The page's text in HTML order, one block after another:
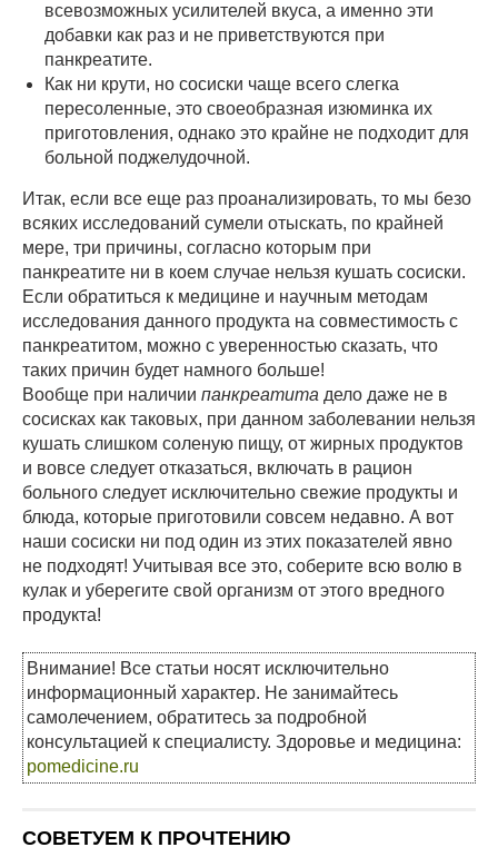
всевозможных усилителей вкуса, а именно эти
добавки как раз и не приветствуются при
панкреатите.
Как ни крути, но сосиски чаще всего слегка
пересоленные, это своеобразная изюминка их
приготовления, однако это крайне не подходит для
больной поджелудочной.
Итак, если все еще раз проанализировать, то мы безо
всяких исследований сумели отыскать, по крайней
мере, три причины, согласно которым при
панкреатите ни в коем случае нельзя кушать сосиски.
Если обратиться к медицине и научным методам
исследования данного продукта на совместимость с
панкреатитом, можно с уверенностью сказать, что
таких причин будет намного больше!
Вообще при наличии панкреатита дело даже не в
сосисках как таковых, при данном заболевании нельзя
кушать слишком соленую пищу, от жирных продуктов
и вовсе следует отказаться, включать в рацион
больного следует исключительно свежие продукты и
блюда, которые приготовили совсем недавно. А вот
наши сосиски ни под один из этих показателей явно
не подходят! Учитывая все это, соберите всю волю в
кулак и уберегите свой организм от этого вредного
продукта!
Внимание! Все статьи носят исключительно
информационный характер. Не занимайтесь
самолечением, обратитесь за подробной
консультацией к специалисту. Здоровье и медицина:
pomedicine.ru
СОВЕТУЕМ К ПРОЧТЕНИЮ